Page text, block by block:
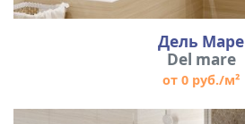
Дель Маре
Del mare
от 0 руб./м²